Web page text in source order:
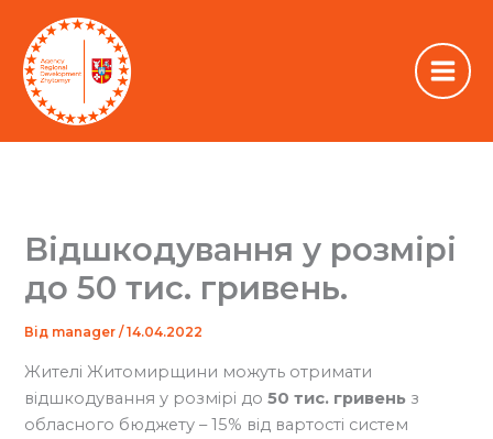
вмісту
Відшкодування у розмірі
до 50 тис. гривень.
Від manager/14.04.2022
Жителі Житомирщини можуть отримати
відшкодування у розмірі до50 тис. гривень з
обласного бюджету – 15% від вартості систем